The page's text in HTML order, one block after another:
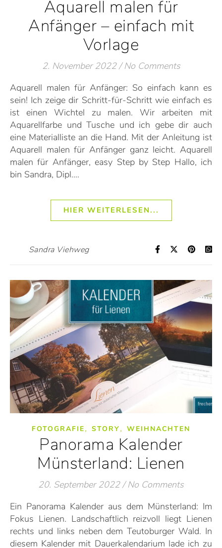
Aquarell malen für
Anfänger – einfach mit
Vorlage
2. November 2022 / No Comments
Aquarell malen für Anfänger: So einfach kann es
sein! Ich zeige dir Schritt-für-Schritt wie einfach es
ist einen Wichtel zu malen. Wir arbeiten mit
Aquarellfarbe und Tusche und ich gebe dir auch
eine Materialliste an die Hand. Mit der Anleitung ist
Aquarell malen für Anfänger ganz leicht. Aquarell
malen für Anfänger, easy Step by Step Hallo, ich
bin Sandra, Dipl.…
HIER WEITERLESEN...
Sandra Viehweg
FOTOGRAFIE, STORY, WEIHNACHTEN
Panorama Kalender
Münsterland: Lienen
20. September 2022 / No Comments
Ein Panorama Kalender aus dem Münsterland: Im
Fokus Lienen. Landschaftlich reizvoll liegt Lienen
rechts und links neben dem Teutoburger Wald. In
diesem Kalender mit Dauerkalendarium lade ich zu